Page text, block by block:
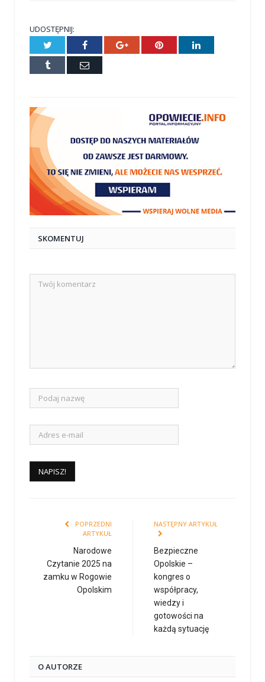
UDOSTĘPNIJ:
Twitter Facebook Google+ Pinterest LinkedIn
Tumblr
E-
SKOMENTUJ
POPRZEDNI
ARTYKUŁ
Narodowe
Czytanie 2025 na
zamku w Rogowie
Opolskim
NASTĘPNY ARTYKUŁ
Bezpieczne
Opolskie –
kongres o
współpracy,
wiedzy i
gotowości na
każdą sytuację
O AUTORZE